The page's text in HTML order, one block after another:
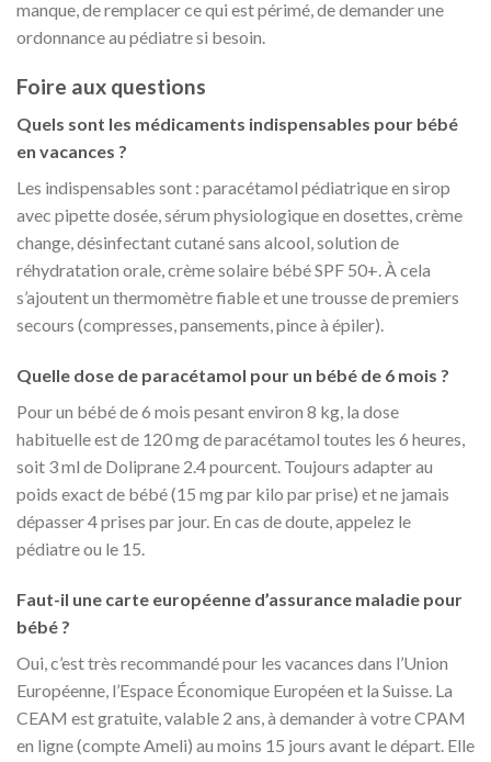
manque, de remplacer ce qui est périmé, de demander une
ordonnance au pédiatre si besoin.
Foire aux questions
Quels sont les médicaments indispensables pour bébé
en vacances ?
Les indispensables sont : paracétamol pédiatrique en sirop
avec pipette dosée, sérum physiologique en dosettes, crème
change, désinfectant cutané sans alcool, solution de
réhydratation orale, crème solaire bébé SPF 50+. À cela
s’ajoutent un thermomètre fiable et une trousse de premiers
secours (compresses, pansements, pince à épiler).
Quelle dose de paracétamol pour un bébé de 6 mois ?
Pour un bébé de 6 mois pesant environ 8 kg, la dose
habituelle est de 120 mg de paracétamol toutes les 6 heures,
soit 3 ml de Doliprane 2.4 pourcent. Toujours adapter au
poids exact de bébé (15 mg par kilo par prise) et ne jamais
dépasser 4 prises par jour. En cas de doute, appelez le
pédiatre ou le 15.
Faut-il une carte européenne d’assurance maladie pour
bébé ?
Oui, c’est très recommandé pour les vacances dans l’Union
Européenne, l’Espace Économique Européen et la Suisse. La
CEAM est gratuite, valable 2 ans, à demander à votre CPAM
en ligne (compte Ameli) au moins 15 jours avant le départ. Elle